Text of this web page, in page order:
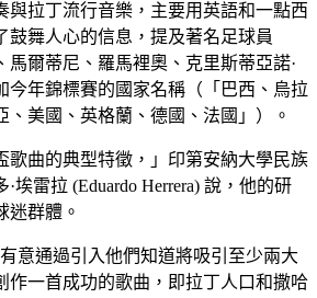
與拉丁流行音樂，主要用英語和一點西
鼓舞人心的信息，提及著名足球員
馬爾蒂尼、羅馬裡奧、克里斯蒂亞諾·
今年錦標賽的國家名稱（「巴西、烏拉
、美國、英格蘭、德國、法國」）。
歌曲的典型特徵，」印第安納大學民族
埃雷拉 (Eduardo Herrera) 說，他的研
迷群體。
意通過引入他們知道將吸引至少兩大
作一首成功的歌曲，即拉丁人口和撒哈